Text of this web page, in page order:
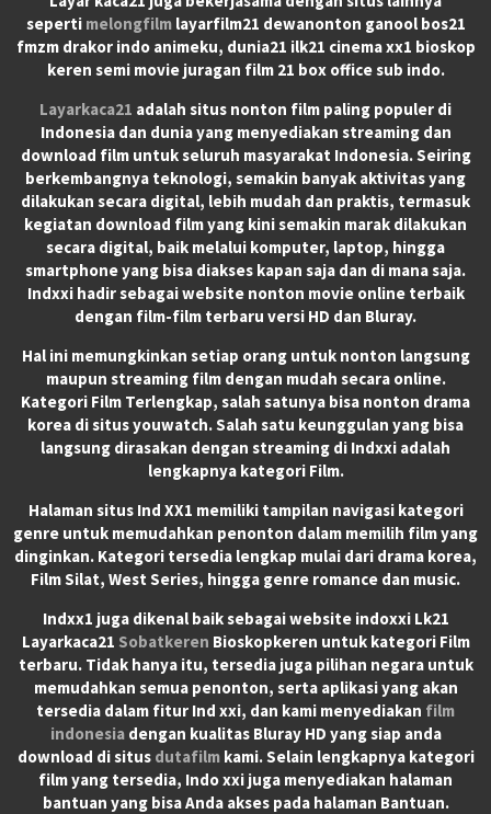
seperti melongfilmlayarfilm21 dewanonton ganool bos21
fmzm drakor indo animeku, dunia21 ilk21 cinema xx1 bioskop
keren semi movie juragan film 21 box office sub indo.
Layarkaca21 adalah situs nonton film paling populer di
Indonesia dan dunia yang menyediakan streaming dan
download film untuk seluruh masyarakat Indonesia. Seiring
berkembangnya teknologi, semakin banyak aktivitas yang
dilakukan secara digital, lebih mudah dan praktis, termasuk
kegiatan download film yang kini semakin marak dilakukan
secara digital, baik melalui komputer, laptop, hingga
smartphone yang bisa diakses kapan saja dan di mana saja.
Indxxi hadir sebagai website nonton movie online terbaik
dengan film-film terbaru versi HD dan Bluray.
Hal ini memungkinkan setiap orang untuk nonton langsung
maupun streaming film dengan mudah secara online.
Kategori Film Terlengkap, salah satunya bisa nonton drama
korea di situs youwatch. Salah satu keunggulan yang bisa
langsung dirasakan dengan streaming di Indxxi adalah
lengkapnya kategori Film.
Halaman situs Ind XX1 memiliki tampilan navigasi kategori
genre untuk memudahkan penonton dalam memilih film yang
dinginkan. Kategori tersedia lengkap mulai dari drama korea,
Film Silat, West Series, hingga genre romance dan music.
Indxx1 juga dikenal baik sebagai website indoxxi Lk21
Layarkaca21 Sobatkeren Bioskopkeren untuk kategori Film
terbaru. Tidak hanya itu, tersedia juga pilihan negara untuk
memudahkan semua penonton, serta aplikasi yang akan
tersedia dalam fitur Ind xxi, dan kami menyediakan film
indonesiadengan kualitas Bluray HD yang siap anda
download di situs dutafilmkami. Selain lengkapnya kategori
film yang tersedia, Indo xxi juga menyediakan halaman
bantuan yang bisa Anda akses pada halaman Bantuan.